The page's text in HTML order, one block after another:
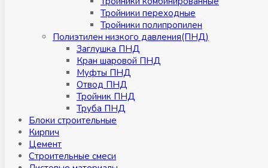
Тройники переходные
Тройники полипропилен
Полиэтилен низкого давления(ПНД)
Заглушка ПНД
Кран шаровой ПНД
Муфты ПНД
Отвод ПНД
Тройник ПНД
Труба ПНД
Блоки строительные
Кирпич
Цемент
Строительные смеси